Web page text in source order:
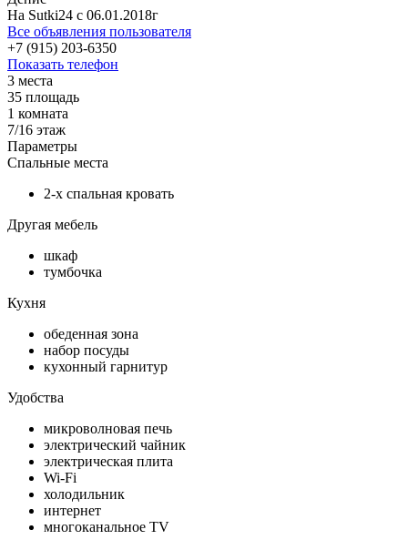
На Sutki24 c 06.01.2018г
Все объявления пользователя
+7 (915) 203-6350
Показать телефон
3 места
35 площадь
1 комната
7/16 этаж
Параметры
Спальные места
2-х спальная кровать
Другая мебель
шкаф
тумбочка
Кухня
обеденная зона
набор посуды
кухонный гарнитур
Удобства
микроволновая печь
электрический чайник
электрическая плита
Wi-Fi
холодильник
интернет
многоканальное TV